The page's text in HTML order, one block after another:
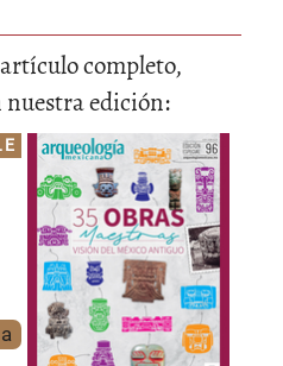
completo,
nuestra edición: